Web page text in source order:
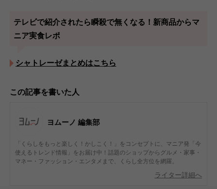
テレビで紹介されたら瞬殺で無くなる！新商品からマ
ニア実食レポ
シャトレーゼまとめはこちら
この記事を書いた人
ヨムーノ 編集部
「くらしをもっと楽しく！かしこく！」をコンセプトに、マニア発「今
使えるトレンド情報」をお届け中！話題のショップからグルメ・家事・
マネー・ファッション・エンタメまで、くらし全方位を網羅。
ライター詳細へ